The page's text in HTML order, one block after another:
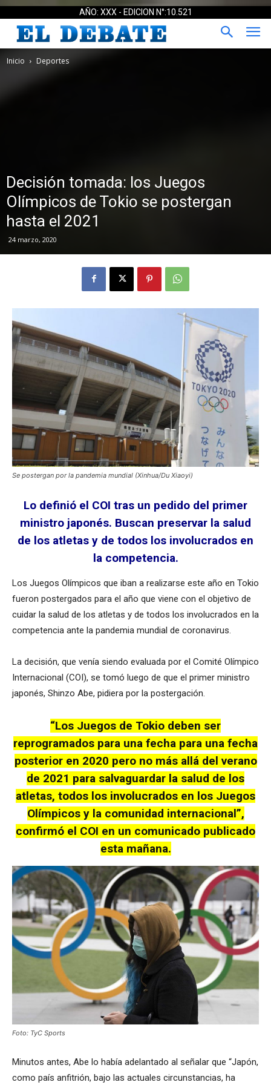
AÑO: XXX - EDICION N°:10.521
Inicio Deportes
Decisión tomada: los Juegos
Olímpicos de Tokio se postergan
hasta el 2021
24 marzo, 2020
Se postergan por la pandemia mundial (Xinhua/Du Xiaoyi)
Lo definió el COI tras un pedido del primer
ministro japonés. Buscan preservar la salud
de los atletas y de todos los involucrados en
la competencia.
Los Juegos Olímpicos que iban a realizarse este año en Tokio
fueron postergados para el año que viene con el objetivo de
cuidar la salud de los atletas y de todos los involucrados en la
competencia ante la pandemia mundial de coronavirus.
La decisión, que venía siendo evaluada por el Comité Olímpico
Internacional (COI), se tomó luego de que el primer ministro
japonés, Shinzo Abe, pidiera por la postergación.
“Los Juegos de Tokio deben ser
reprogramados para una fecha para una fecha
posterior en 2020 pero no más allá del verano
de 2021 para salvaguardar la salud de los
atletas, todos los involucrados en los Juegos
Olímpicos y la comunidad internacional”,
confirmó el COI en un comunicado publicado
esta mañana.
Foto: TyC Sports
Minutos antes, Abe lo había adelantado al señalar que “Japón,
como país anfitrión, bajo las actuales circunstancias, ha